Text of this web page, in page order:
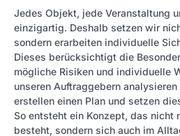
Jedes Objekt, jede Veranstaltung
einzigartig. Deshalb setzen wir
sondern erarbeiten individuelle
Dieses berücksichtigt die
mögliche Risiken und individuelle
unseren Auftraggebern
erstellen einen Plan und setzen
So entsteht ein Konzept, das nicht
besteht, sondern sich auch im